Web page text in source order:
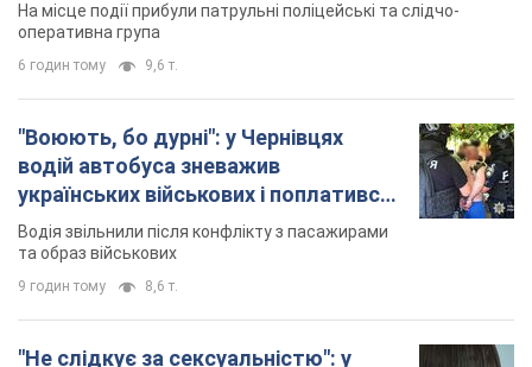
На місце події прибули патрульні поліцейські та слідчо-
оперативна група
6 годин тому 9,6 т.
"Воюють, бо дурні": у Чернівцях
водій автобуса зневажив
українських військових і поплатився.
Відео
Водія звільнили після конфлікту з пасажирами
та образ військових
9 годин тому 8,6 т.
"Не слідкує за сексуальністю": у